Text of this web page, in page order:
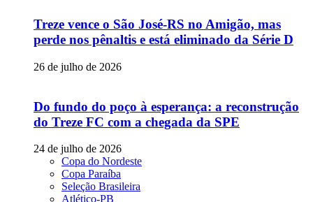
Treze vence o São José-RS no Amigão, mas
perde nos pênaltis e está eliminado da Série D
26 de julho de 2026
Do fundo do poço à esperança: a reconstrução
do Treze FC com a chegada da SPE
24 de julho de 2026
Copa do Nordeste
Copa Paraíba
Seleção Brasileira
Atlético-PB